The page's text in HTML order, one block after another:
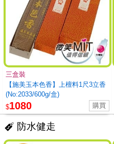
【施美玉本色香】上檀料1尺3立香
(No:2033/600g/盒)
三盒裝
$1080
防水健走